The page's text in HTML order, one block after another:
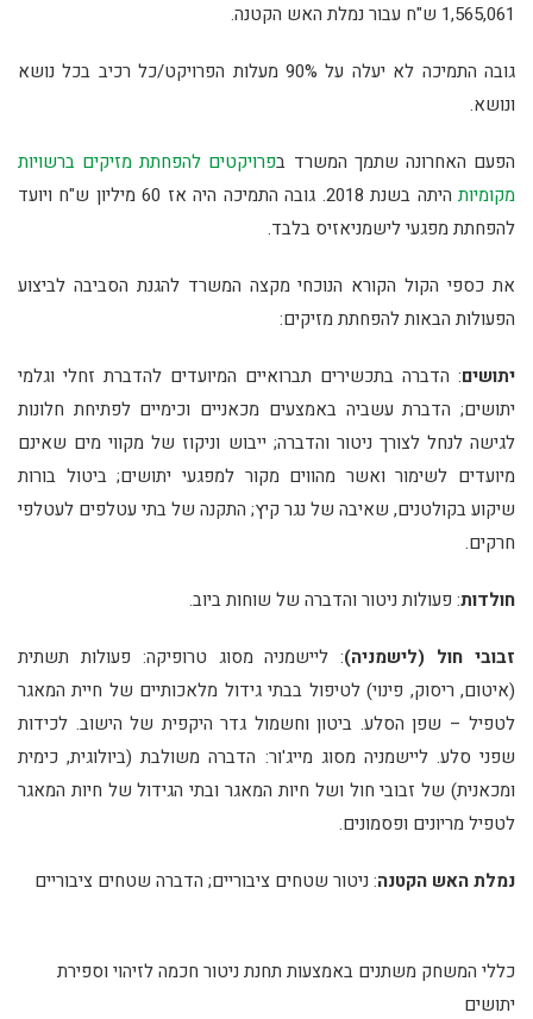
1,565,061 ש"ח עבור נמלת האש הקטנה.
גובה התמיכה לא יעלה על 90% מעלות הפרויקט/כל רכיב בכל נושא
ונושא.
הפעם האחרונה שתמך המשרד בפרויקטים להפחתת מזיקים ברשויות
מקומיות
היתה בשנת 2018. גובה התמיכה היה אז 60 מיליון ש"ח ויועד
להפחתת מפגעי לישמניאזיס בלבד.
את כספי הקול הקורא הנוכחי מקצה המשרד להגנת הסביבה לביצוע
הפעולות הבאות להפחתת מזיקים:
יתושים: הדברה בתכשירים תברואיים המיועדים להדברת זחלי וגלמי
יתושים; הדברת עשביה באמצעים מכאניים וכימיים לפתיחת חלונות
לגישה לנחל לצורך ניטור והדברה; ייבוש וניקוז של מקווי מים שאינם
מיועדים לשימור ואשר מהווים מקור למפגעי יתושים; ביטול בורות
שיקוע בקולטנים, שאיבה של נגר קיץ; התקנה של בתי עטלפים לעטלפי
חרקים.
חולדות: פעולות ניטור והדברה של שוחות ביוב.
זבובי חול (לישמניה): ליישמניה מסוג טרופיקה: פעולות תשתית
(איטום, ריסוק, פינוי) לטיפול בבתי גידול מלאכותיים של חיית המאגר
לטפיל – שפן הסלע. ביטון וחשמול גדר היקפית של הישוב. לכידות
שפני סלע. ליישמניה מסוג מייג'ור: הדברה משולבת (ביולוגית, כימית
ומכאנית) של זבובי חול ושל חיות המאגר ובתי הגידול של חיות המאגר
לטפיל מריונים ופסמונים.
נמלת האש הקטנה: ניטור שטחים ציבוריים; הדברה שטחים ציבוריים
כללי המשחק משתנים באמצעות תחנת ניטור חכמה לזיהוי וספירת
יתושים